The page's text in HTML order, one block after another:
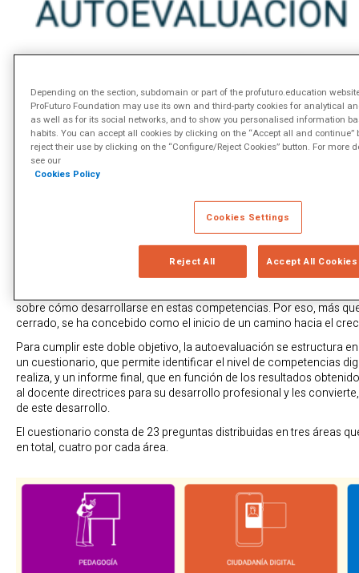
La Herramienta que se desarrolló para ser un inductor del
doble objetivo: promover la reflexión de los docentes acerca de
sobre cómo desarrollarse en estas competencias. Por eso, más
cerrado, se ha concebido como el inicio de un camino hacia el
Para cumplir este doble objetivo, la autoevaluación se estructura
un cuestionario, que permite identificar el nivel de competencias
realiza, y un informe final, que en función de los resultados
al docente directrices para su desarrollo profesional y les
de este desarrollo.
El cuestionario consta de 23 preguntas distribuidas en tres áreas
en total, cuatro por cada área.
Depending on the section, subdomain or part of the profuturo.education
ProFuturo Foundation may use its own and third-party cookies for analytical
as well as for its social networks, and to show you personalised information
habits. You can accept all cookies by clicking on the “Accept all and
reject their use by clicking on the “Configure/Reject Cookies” button. For more
see our
Cookies Policy
Cookies Settings
Reject All Accept All Cookies